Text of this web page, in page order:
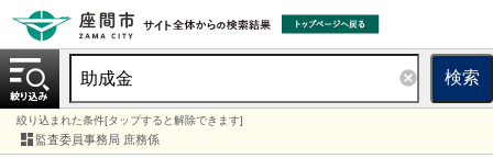
検索
絞り込まれた条件[タップすると解除できます]
監査委員事務局 庶務係